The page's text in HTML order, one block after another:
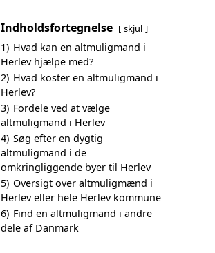
Indholdsfortegnelse skjul
1) Hvad kan en altmuligmand i
Herlev hjælpe med?
2) Hvad koster en altmuligmand i
Herlev?
3) Fordele ved at vælge
altmuligmand i Herlev
4) Søg efter en dygtig
altmuligmand i de
omkringliggende byer til Herlev
5) Oversigt over altmuligmænd i
Herlev eller hele Herlev kommune
6) Find en altmuligmand i andre
dele af Danmark